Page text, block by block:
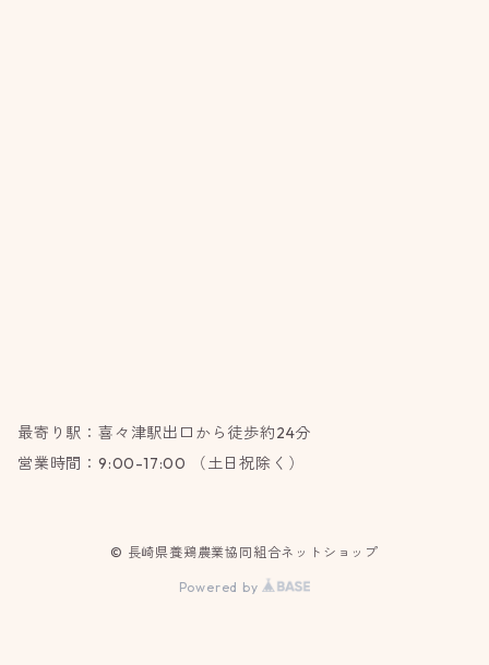
最寄り駅：喜々津駅出口から徒歩約24分
営業時間：9:00-17:00 （土日祝除く）
© 長崎県養鶏農業協同組合ネットショップ
Powered by